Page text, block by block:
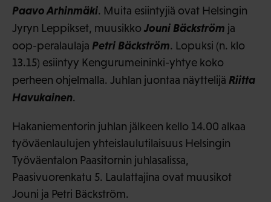
Paavo Arhinmäki. Muita esiintyjiä ovat Helsingin
Jyryn Leppikset, muusikko Jouni Bäckström ja
oop-peralaulaja Petri Bäckström. Lopuksi (n. klo
13.15) esiintyy Kengurumeininki-yhtye koko
perheen ohjelmalla. Juhlan juontaa näyttelijä Riitta
Havukainen.
Hakaniementorin juhlan jälkeen kello 14.00 alkaa
työväenlaulujen yhteislaulutilaisuus Helsingin
Työväentalon Paasitornin juhlasalissa,
Paasivuorenkatu 5. Laulattajina ovat muusikot
Jouni ja Petri Bäckström.